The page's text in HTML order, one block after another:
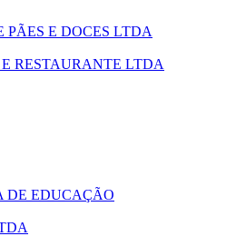
PÃES E DOCES LTDA
RESTAURANTE LTDA
DE EDUCAÇÃO